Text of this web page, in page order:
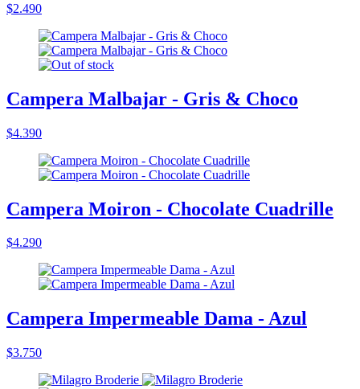
$2.490
Campera Malbajar - Gris & Choco
$4.390
Campera Moiron - Chocolate Cuadrille
$4.290
Campera Impermeable Dama - Azul
$3.750